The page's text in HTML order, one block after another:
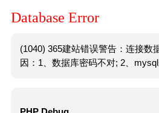
Database Error
(1040) 365建站错误警告：连接数
因：1、数据库密码不对; 2、mysql